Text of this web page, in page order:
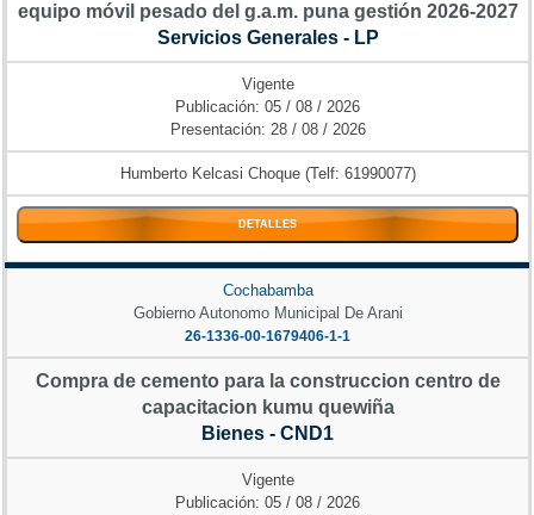
equipo móvil pesado del g.a.m. puna gestión 2026-2027
Servicios Generales - LP
Vigente
Publicación: 05 / 08 / 2026
Presentación: 28 / 08 / 2026
Humberto Kelcasi Choque (Telf: 61990077)
DETALLES
Cochabamba
Gobierno Autonomo Municipal De Arani
26-1336-00-1679406-1-1
Compra de cemento para la construccion centro de
capacitacion kumu quewiña
Bienes - CND1
Vigente
Publicación: 05 / 08 / 2026